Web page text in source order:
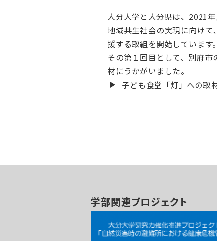
大分大学と大分県は、2021
地域共生社会の実現に向け
援する取組を開始しています
その第１回目として、別府
材にうかがいました。
子ども食堂「灯」への取
学部関連プロジェクト